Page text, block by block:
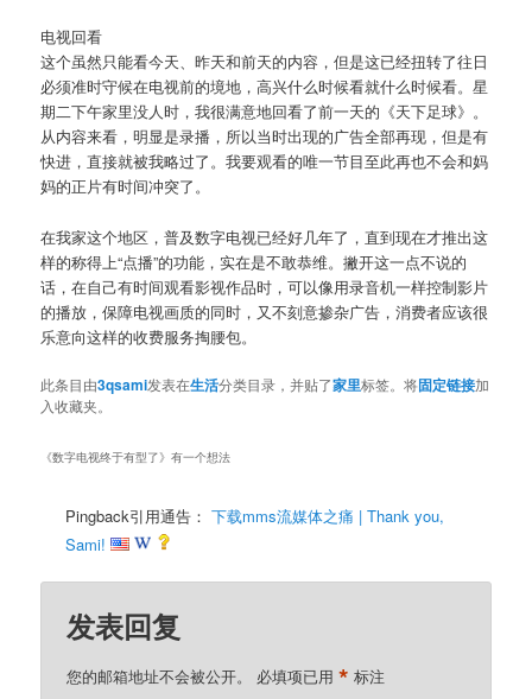
电视回看
这个虽然只能看今天、昨天和前天的内容，但是这已经扭转了往日
必须准时守候在电视前的境地，高兴什么时候看就什么时候看。星
期二下午家里没人时，我很满意地回看了前一天的《天下足球》。
从内容来看，明显是录播，所以当时出现的广告全部再现，但是有
快进，直接就被我略过了。我要观看的唯一节目至此再也不会和妈
妈的正片有时间冲突了。
在我家这个地区，普及数字电视已经好几年了，直到现在才推出这
样的称得上“点播”的功能，实在是不敢恭维。撇开这一点不说的
话，在自己有时间观看影视作品时，可以像用录音机一样控制影片
的播放，保障电视画质的同时，又不刻意掺杂广告，消费者应该很
乐意向这样的收费服务掏腰包。
此条目由3qsami发表在生活分类目录，并贴了家里标签。将固定链接加
入收藏夹。
《数字电视终于有型了》有一个想法
Pingback引用通告：下载mms流媒体之痛 | Thank you,
Sami!
发表回复
您的邮箱地址不会被公开。 必填项已用* 标注